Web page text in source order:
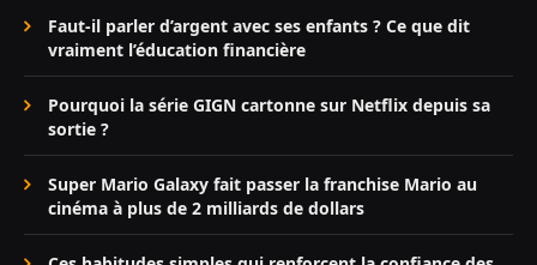
Faut-il parler d’argent avec ses enfants ? Ce que dit
vraiment l’éducation financière
Pourquoi la série GIGN cartonne sur Netflix depuis sa
sortie ?
Super Mario Galaxy fait passer la franchise Mario au
cinéma à plus de 2 milliards de dollars